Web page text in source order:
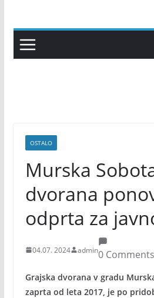
content
OSTALO
Murska
dvorana
odprta za
04.07. 2024 admin0 Comments
Grajska dvorana v gradu
zaprta od leta 2017, je po